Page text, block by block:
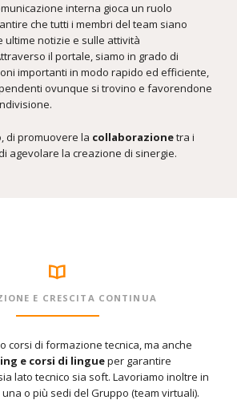
interna gioca un ruolo
che tutti i membri del team siano
ultime notizie e sulle attività
il portale, siamo in grado di
importanti in modo rapido ed efficiente,
ovunque si trovino e favorendone
di promuovere la collaborazionetra i
agevolare la creazione di sinergie.
E CRESCITA CONTINUA
corsi di formazione tecnica, ma anche
e corsi di lingueper garantire
lato tecnico sia soft. Lavoriamo inoltre in
o più sedi del Gruppo (team virtuali).